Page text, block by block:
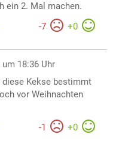
ein 2. Mal machen.
-7 +0
18:36 Uhr
Kekse bestimmt
vor Weihnachten
-1 +0